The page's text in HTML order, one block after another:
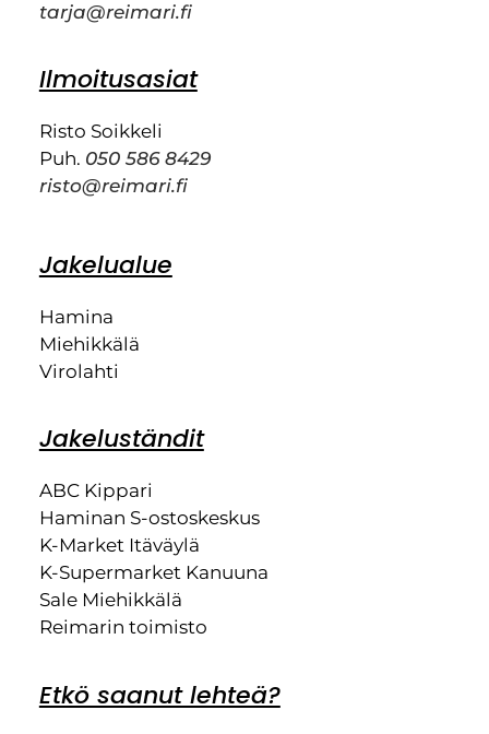
tarja@reimari.fi
Ilmoitusasiat
Risto Soikkeli
Puh. 050 586 8429
risto@reimari.fi
Jakelualue
Hamina
Miehikkälä
Virolahti
Jakeluständit
ABC Kippari
Haminan S-ostoskeskus
K-Market Itäväylä
K-Supermarket Kanuuna
Sale Miehikkälä
Reimarin toimisto
Etkö saanut lehteä?